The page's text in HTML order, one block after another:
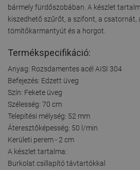
bármely fürdőszobában. A készlet
kiszedhető szűrőt, a szifont, a csatornát,
tömítőkarmantyút és a horgot.
Termékspecifikáció:
Anyag: Rozsdamentes acél AISI 304
Befejezés: Edzett üveg
Szín: Fekete üveg
Szélesség: 70 cm
Telepítési mélység: 52 mm
Áteresztőképesség: 50 l/min
Kerületi perem - 2 cm
A készlet tartalma:
Burkolat csillapító távtartókkal